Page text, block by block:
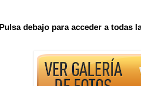
Pulsa debajo para acceder a todas